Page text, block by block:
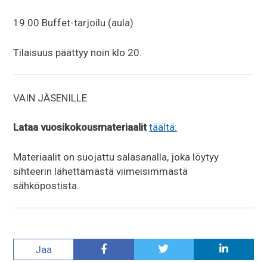
19.00 Buffet-tarjoilu (aula)
Tilaisuus päättyy noin klo 20.
VAIN JÄSENILLE
Lataa vuosikokousmateriaalittäältä.
Materiaalit on suojattu salasanalla, joka löytyy
sihteerin lähettämästä viimeisimmästä
sähköpostista.
Jaa